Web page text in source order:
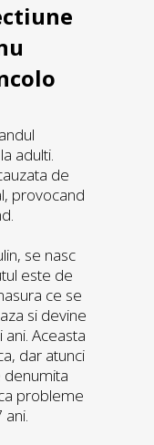
adulti.
de
provocand
se nasc
este de
ce se
si devine
Aceasta
dar atunci
probleme